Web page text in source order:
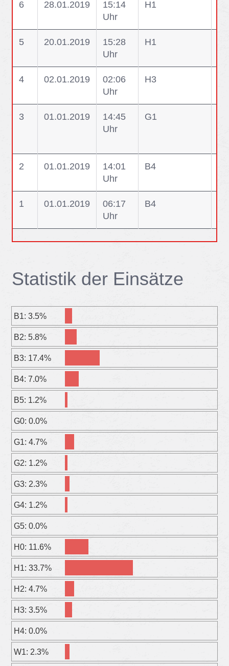
6 28.01.2019
15:14
Uhr
H1
5 20.01.2019
15:28
Uhr
H1
4 02.01.2019
02:06
Uhr
H3
3 01.01.2019
14:45
Uhr
G1
2 01.01.2019
14:01
Uhr
B4
1 01.01.2019
06:17
Uhr
B4
Sta­tis­tik der Ein­sät­ze
B1: 3.5%
B2: 5.8%
B3: 17.4%
B4: 7.0%
B5: 1.2%
G0: 0.0%
G1: 4.7%
G2: 1.2%
G3: 2.3%
G4: 1.2%
G5: 0.0%
H0: 11.6%
H1: 33.7%
H2: 4.7%
H3: 3.5%
H4: 0.0%
W1: 2.3%